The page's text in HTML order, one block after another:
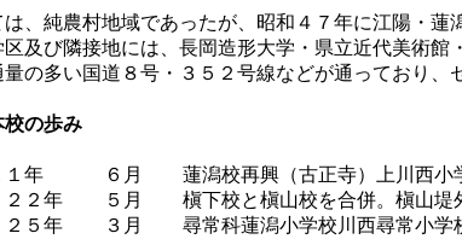
は、純農村地域であったが、昭和４７年に江陽・
区及び隣接地には、長岡造形大学・県立近代美術館
の多い国道８号・３５２号線などが通っており、
の歩み
１年 ６月
蓮潟校再興（古正寺）上川西小
年
５月
槇下校と槇山校を合併。槇山堤
年
３月
尋常科蓮潟小学校川西尋常小学